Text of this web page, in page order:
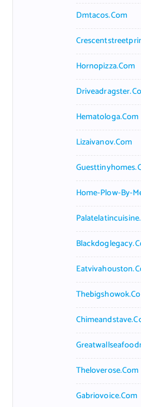
Dmtacos.com
Hornopizza.com
Hematologa.com
Lizaivanov.com
Home-Plow-By-
Theloverose.com
Gabriovoice.com